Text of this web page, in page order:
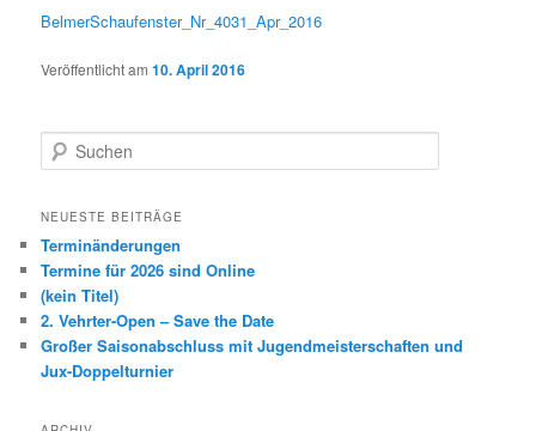
BelmerSchaufenster_Nr_4031_Apr_2016
Veröffentlicht am10. April 2016
u
h
n
NEUESTE BEITRÄGE
Terminänderungen
Termine für 2026 sind Online
(kein Titel)
2. Vehrter-Open – Save the Date
Großer Saisonabschluss mit Jugendmeisterschaften und
Jux-Doppelturnier